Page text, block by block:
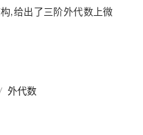
,给出了三阶外代数上微
外代数